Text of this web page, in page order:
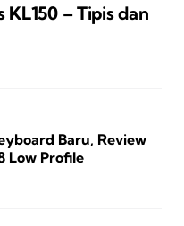
– Tipis dan
Baru, Review
Low Profile